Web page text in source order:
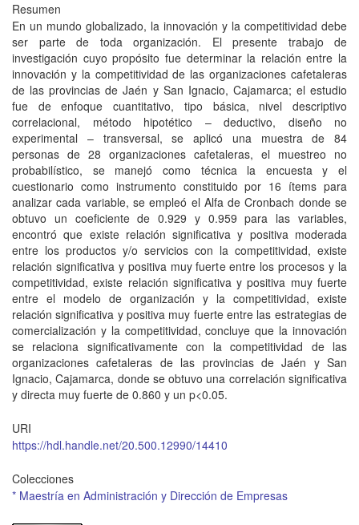
Resumen
En un mundo globalizado, la innovación y la competitividad debe
ser parte de toda organización. El presente trabajo de
investigación cuyo propósito fue determinar la relación entre la
innovación y la competitividad de las organizaciones cafetaleras
de las provincias de Jaén y San Ignacio, Cajamarca; el estudio
fue de enfoque cuantitativo, tipo básica, nivel descriptivo
correlacional, método hipotético – deductivo, diseño no
experimental – transversal, se aplicó una muestra de 84
personas de 28 organizaciones cafetaleras, el muestreo no
probabilístico, se manejó como técnica la encuesta y el
cuestionario como instrumento constituido por 16 ítems para
analizar cada variable, se empleó el Alfa de Cronbach donde se
obtuvo un coeficiente de 0.929 y 0.959 para las variables,
encontró que existe relación significativa y positiva moderada
entre los productos y/o servicios con la competitividad, existe
relación significativa y positiva muy fuerte entre los procesos y la
competitividad, existe relación significativa y positiva muy fuerte
entre el modelo de organización y la competitividad, existe
relación significativa y positiva muy fuerte entre las estrategias de
comercialización y la competitividad, concluye que la innovación
se relaciona significativamente con la competitividad de las
organizaciones cafetaleras de las provincias de Jaén y San
Ignacio, Cajamarca, donde se obtuvo una correlación significativa
y directa muy fuerte de 0.860 y un p<0.05.
URI
https://hdl.handle.net/20.500.12990/14410
Colecciones
* Maestría en Administración y Dirección de Empresas